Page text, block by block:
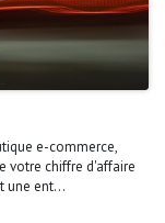
e-commerce,
votre chiffre d'affaire
une ent...